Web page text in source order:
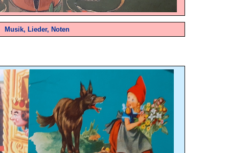
Musik, Lieder, Noten